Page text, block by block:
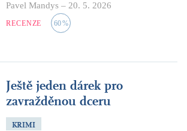
Pavel Mandys – 20. 5. 2026
RECENZE 60%
Ještě jeden dárek pro
zavražděnou dceru
KRIMI